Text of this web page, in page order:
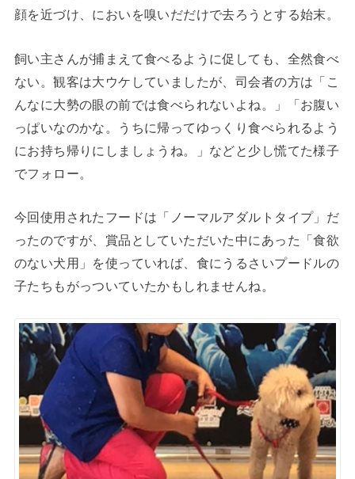
顔を近づけ、においを嗅いだだけで去ろうとする始末。
飼い主さんが捕まえて食べるように促しても、全然食べ
ない。観客は大ウケしていましたが、司会者の方は「こ
んなに大勢の眼の前では食べられないよね。」「お腹い
っぱいなのかな。うちに帰ってゆっくり食べられるよう
にお持ち帰りにしましょうね。」などと少し慌てた様子
でフォロー。
今回使用されたフードは「ノーマルアダルトタイプ」だ
ったのですが、賞品としていただいた中にあった「食欲
のない犬用」を使っていれば、食にうるさいプードルの
子たちもがっついていたかもしれませんね。